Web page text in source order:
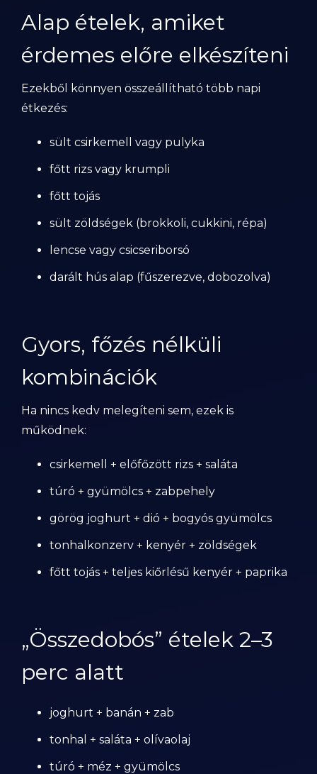
Alap ételek, amiket
érdemes előre elkészíteni
Ezekből könnyen összeállítható több napi
étkezés:
sült csirkemell vagy pulyka
főtt rizs vagy krumpli
főtt tojás
sült zöldségek (brokkoli, cukkini, répa)
lencse vagy csicseriborsó
darált hús alap (fűszerezve, dobozolva)
Gyors, főzés nélküli
kombinációk
Ha nincs kedv melegíteni sem, ezek is
működnek:
csirkemell + előfőzött rizs + saláta
túró + gyümölcs + zabpehely
görög joghurt + dió + bogyós gyümölcs
tonhalkonzerv + kenyér + zöldségek
főtt tojás + teljes kiőrlésű kenyér + paprika
„Összedobós” ételek 2–3
perc alatt
joghurt + banán + zab
tonhal + saláta + olívaolaj
túró + méz + gyümölcs